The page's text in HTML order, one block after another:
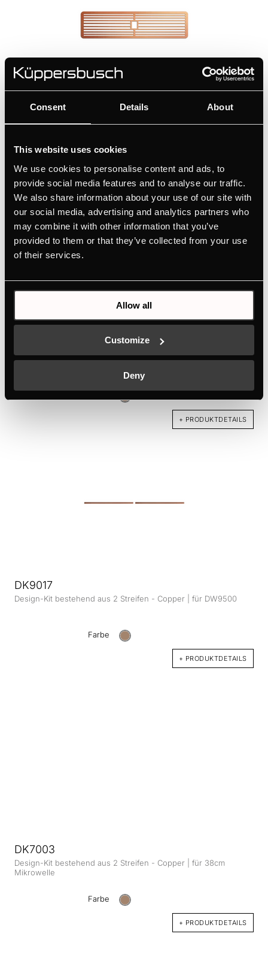
Consent Details About
This website uses cookies
We use cookies to personalise content and ads, to
provide social media features and to analyse our traffic.
We also share information about your use of our site with
our social media, advertising and analytics partners who
may combine it with other information that you’ve
provided to them or that they’ve collected from your use
of their services.
Allow all
Customize
Deny
DK8597
+ PRODUKTDETAILS
Griff - Copper | für Weinkühler FKW4800 - FWK2800
+ PRODUKTDETAILS
DK9017
Design-Kit bestehend aus 2 Streifen - Copper | für DW9500
Farbe
+ PRODUKTDETAILS
DK7003
Design-Kit bestehend aus 2 Streifen - Copper | für 38cm
Mikrowelle
Farbe
+ PRODUKTDETAILS